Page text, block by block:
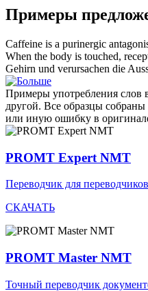
Примеры
Caffeine is a purinergic
When the body is touched,
Gehirn und verursachen die
Примеры употребления слов
другой. Все образцы
или иную ошибку в
PROMT Expert NMT
Переводчик для переводчиков
СКАЧАТЬ
PROMT Master NMT
Точный переводчик